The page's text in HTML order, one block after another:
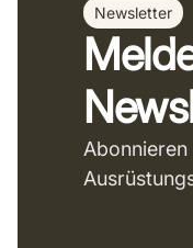
Newsletter
Abonnieren